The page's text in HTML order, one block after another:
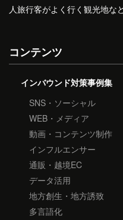
人旅行客がよく行く観光地な
コンテンツ
インバウンド対策事例集
SNS・ソーシャル
WEB・メディア
動画・コンテンツ制作
インフルエンサー
通販・越境EC
データ活用
地方創生・地方誘致
多言語化